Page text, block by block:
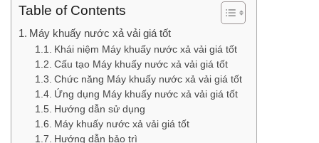
Table of Contents
Máy khuấy nước xả vải giá tốt
Khái niệm Máy khuấy nước xả vải giá tốt
Cấu tạo Máy khuấy nước xả vải giá tốt
Chức năng Máy khuấy nước xả vải giá tốt
Ứng dụng Máy khuấy nước xả vải giá tốt
Hướng dẫn sử dụng
Máy khuấy nước xả vải giá tốt
Hướng dẫn bảo trì